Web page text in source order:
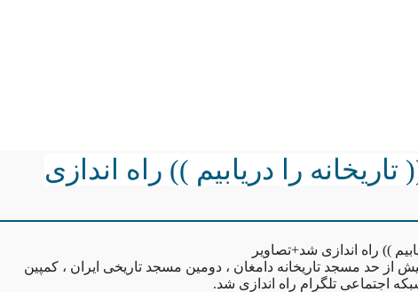
را دریابیم )) راه اندازی
)) راه اندازی شد+تصاویر
از حد مسجد تاریخانه دامغان ، دومین مسجد تاریخی ایران ، کمپین
اجتماعی تلگرام راه اندازی شد.